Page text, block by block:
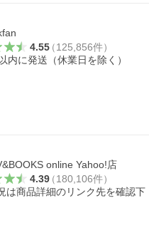
4.55（125,856件）
内に発送（休業日を除く）
online Yahoo!店
4.39（180,106件）
は商品詳細のリンク先を確認下